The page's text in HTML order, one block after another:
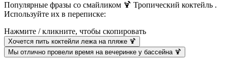
Популярные фразы со смайликом 🍹 Тропический коктейль .
Используйте их в переписке:
Нажмите / кликните, чтобы скопировать
Хочется пить коктейли лежа на пляже 🍹
Мы отлично провели время на вечеринке у бассейна 🍹